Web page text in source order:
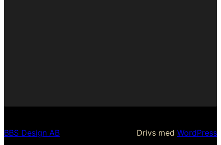
BBS Design AB Drivs med WordPress